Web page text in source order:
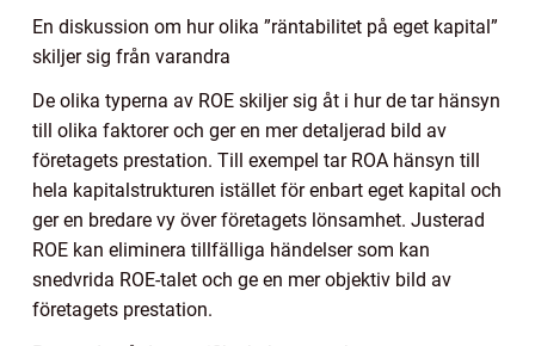
En diskussion om hur olika ”räntabilitet på eget kapital”
skiljer sig från varandra
De olika typerna av ROE skiljer sig åt i hur de tar hänsyn
till olika faktorer och ger en mer detaljerad bild av
företagets prestation. Till exempel tar ROA hänsyn till
hela kapitalstrukturen istället för enbart eget kapital och
ger en bredare vy över företagets lönsamhet. Justerad
ROE kan eliminera tillfälliga händelser som kan
snedvrida ROE-talet och ge en mer objektiv bild av
företagets prestation.